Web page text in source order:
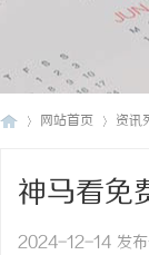
网站首页 资讯
神马看免
2024-12-14 发布